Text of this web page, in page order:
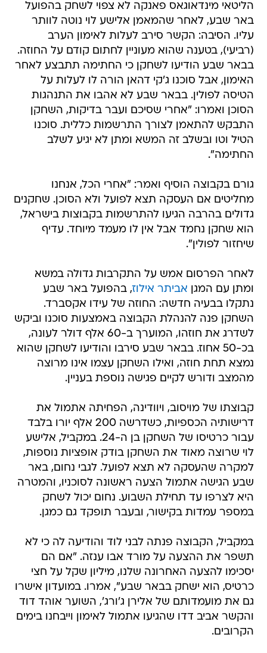
הליטאי מינדאוגאס פאנקה לא צפוי לשחק בהפועל
באר שבע, לאחר שהמאמן אלישע לוי נוטה לוותר
עליו. הסיבה: הקשר סירב לעלות לאימון הערב
(רביעי), בטענה שהוא מעוניין לחתום קודם על החוזה.
בבאר שבע הודיעו לשחקן כי החתימה תתבצע לאחר
האימון, אבל סוכנו ג'קי דהאן הורה לו לעלות על
הטיסה לפולין. בבאר שבע לא אהבו את התנהגות
הסוכן ואמרו: "אחרי שסיכם ועבר בדיקות, השחקן
התבקש להתאמן לצורך התרשמות כללית. סוכנו
הטיל וטו ובשלב זה המשא ומתן לא יגיע לשלב
החתימה".
גורם בקבוצה הוסיף ואמר: "אחרי הכל, אנחנו
מחליטים אם העסקה תצא לפועל ולא הסוכן. שחקנים
גדולים בהרבה הגיעו להתרשמות בקבוצות בישראל,
הוא שחקן נחמד אבל אין לו מעמד מיוחד. עדיף
שיחזור לפולין".
לאחר הפרסום אמש על התקרבות גדולה במשא
ומתן עם המגן אביתר אילוז, בהפועל באר שבע
נתקלו בבעיה חדשה: החוזה של עידו אקסברד.
השחקן פנה להנהלת הקבוצה באמצעות סוכנו וביקש
לשדרג את חוזהו, המוערך ב-60 אלף דולר לעונה,
בכ-50 אחוז. בבאר שבע סירבו והודיעו לשחקן שהוא
נמצא תחת חוזה, ואילו השחקן עצמו אינו מרוצה
מהמצב ודורש לקיים פגישה נוספת בעניין.
קבוצתו של מויסוב, ויוודינה, הפחיתה אתמול את
דרישותיה הכספיות, כשדרשה 200 אלף יורו בלבד
עבור כרטיסו של השחקן בן ה-24. במקביל, אלישע
לוי שרוצה מאוד את השחקן בודק אופציות נוספות,
למקרה שהעסקה לא תצא לפועל. לגבי נחום, באר
שבע הגישה אתמול הצעה ראשונה לסוכניו, והמטרה
היא לצרפו עד תחילת השבוע. נחום יכול לשחק
במספר עמדות בקישור, ובעבר תופקד גם כמגן.
במקביל, הקבוצה פנתה לבני לוד והודיעה לה כי לא
תשפר את ההצעה על מורד אבו ענזה. "אם הם
יסכימו להצעה האחרונה שלנו, מיליון שקל על חצי
כרטיס, הוא ישחק בבאר שבע", אמרו. במועדון אישרו
גם את מועמדותם של אלירן ג'ורג', השוער אוהד דוד
והקשר אביב דדו שהגיעו אתמול לאימון וייבחנו בימים
הקרובים.